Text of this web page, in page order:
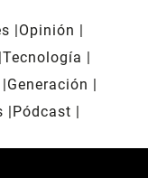
Opinión
Tecnología
Generación
Pódcast